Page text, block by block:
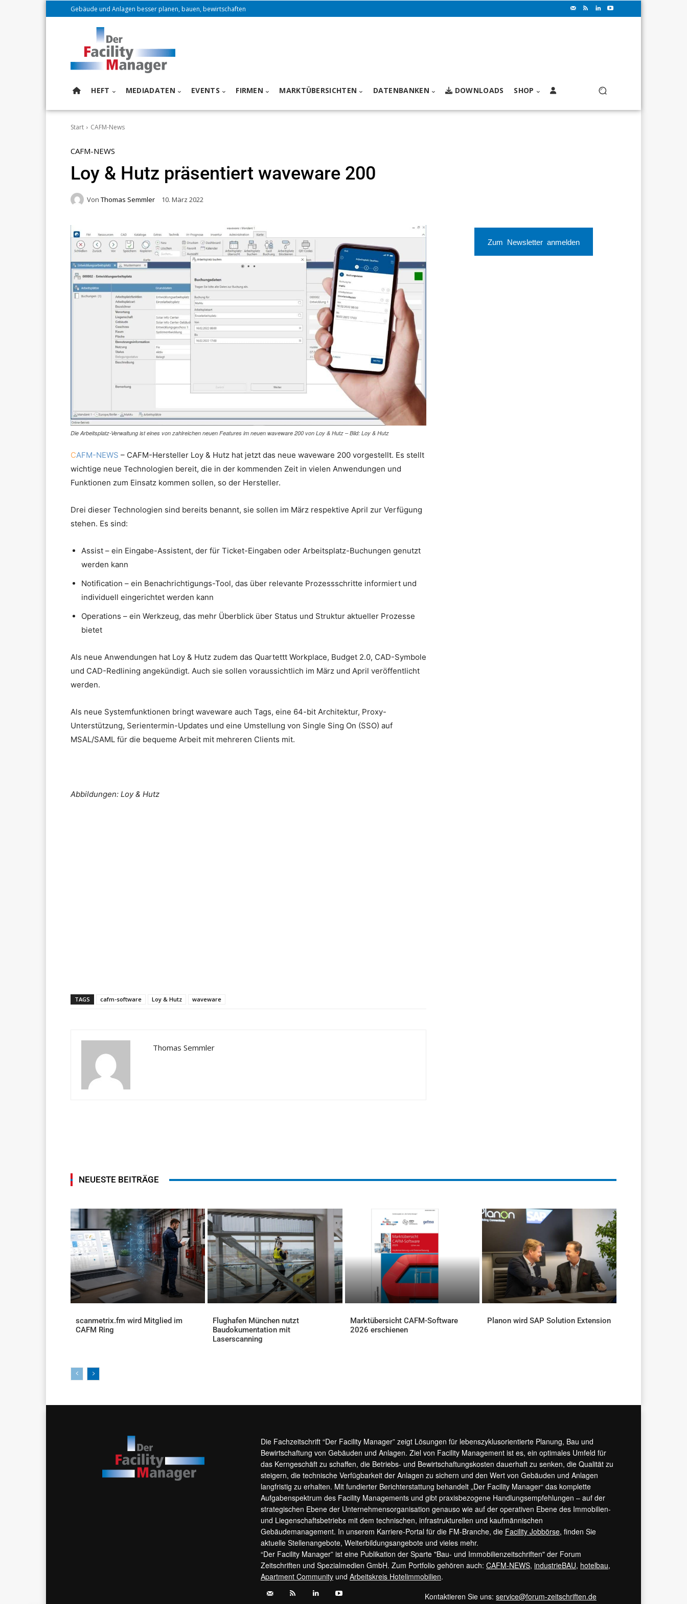
Gebäude und Anlagen besser planen, bauen, bewirtschaften
HEFT MEDIADATEN EVENTS FIRMEN MARKTÜBERSICHTEN DATENBANKEN DOWNLOADS SHOP
Start CAFM-News
CAFM-NEWS
Loy & Hutz präsentiert waveware 200
Von Thomas Semmler 10. März 2022
Die Arbeitsplatz-Verwaltung ist eines von zahlreichen neuen Features im neuen waveware 200 von Loy & Hutz – Bild: Loy & Hutz
CAFM-NEWS – CAFM-Hersteller Loy & Hutz hat jetzt das neue waveware 200 vorgestellt. Es stellt
wichtige neue Technologien bereit, die in der kommenden Zeit in vielen Anwendungen und
Funktionen zum Einsatz kommen sollen, so der Hersteller.
Drei dieser Technologien sind bereits benannt, sie sollen im März respektive April zur Verfügung
stehen. Es sind:
Assist – ein Eingabe-Assistent, der für Ticket-Eingaben oder Arbeitsplatz-Buchungen genutzt
werden kann
Notification – ein Benachrichtigungs-Tool, das über relevante Prozessschritte informiert und
individuell eingerichtet werden kann
Operations – ein Werkzeug, das mehr Überblick über Status und Struktur aktueller Prozesse
bietet
Als neue Anwendungen hat Loy & Hutz zudem das Quartettt Workplace, Budget 2.0, CAD-Symbole
und CAD-Redlining angekündigt. Auch sie sollen voraussichtlich im März und April veröffentlicht
werden.
Als neue Systemfunktionen bringt waveware auch Tags, eine 64-bit Architektur, Proxy-
Unterstützung, Serientermin-Updates und eine Umstellung von Single Sing On (SSO) auf
MSAL/SAML für die bequeme Arbeit mit mehreren Clients mit.
Abbildungen: Loy & Hutz
TAGS cafm-software Loy & Hutz waveware
Thomas Semmler
Zum Newsletter anmelden
NEUESTE BEITRÄGE
scanmetrix.fm wird Mitglied im
CAFM Ring
Flughafen München nutzt
Baudokumentation mit
Laserscanning
Marktübersicht CAFM-Software
2026 erschienen
Planon wird SAP Solution Extension
Die Fachzeitschrift “Der Facility Manager” zeigt Lösungen für lebenszyklusorientierte Planung, Bau und
Bewirtschaftung von Gebäuden und Anlagen. Ziel von Facility Management ist es, ein optimales Umfeld für
das Kerngeschäft zu schaffen, die Betriebs- und Bewirtschaftungskosten dauerhaft zu senken, die Qualität zu
steigern, die technische Verfügbarkeit der Anlagen zu sichern und den Wert von Gebäuden und Anlagen
langfristig zu erhalten. Mit fundierter Berichterstattung behandelt „Der Facility Manager“ das komplette
Aufgabenspektrum des Facility Managements und gibt praxisbezogene Handlungsempfehlungen – auf der
strategischen Ebene der Unternehmensorganisation genauso wie auf der operativen Ebene des Immobilien-
und Liegenschaftsbetriebs mit dem technischen, infrastrukturellen und kaufmännischen
Gebäudemanagement. In unserem Karriere-Portal für die FM-Branche, die Facility Jobbörse, finden Sie
aktuelle Stellenangebote, Weiterbildungsangebote und vieles mehr.
“Der Facility Manager” ist eine Publikation der Sparte "Bau- und Immobilienzeitschriften" der Forum
Zeitschriften und Spezialmedien GmbH. Zum Portfolio gehören auch: CAFM-NEWS, industrieBAU, hotelbau,
Apartment Community und Arbeitskreis Hotelimmobilien.
Kontaktieren Sie uns:service@forum-zeitschriften.de